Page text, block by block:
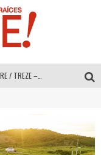
MULTIOFICINAS / AMOBLARE / TREZE – Especial Interiorismo & Decoración 2026